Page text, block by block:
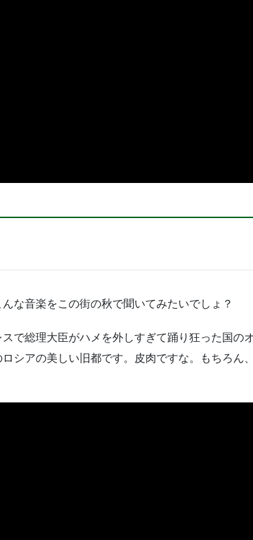
な音楽をこの街の秋で聞いてみたいでしょ？
で総理大臣がハメを外しすぎて踊り狂った国のオ
シアの美しい旧都です。皮肉ですな。もちろん